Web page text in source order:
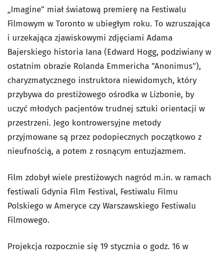
„Imagine” miał światową premierę na Festiwalu
Filmowym w Toronto w ubiegłym roku. To wzruszająca
i urzekająca zjawiskowymi zdjęciami Adama
Bajerskiego historia Iana (Edward Hogg, podziwiany w
ostatnim obrazie Rolanda Emmericha "Anonimus"),
charyzmatycznego instruktora niewidomych, który
przybywa do prestiżowego ośrodka w Lizbonie, by
uczyć młodych pacjentów trudnej sztuki orientacji w
przestrzeni. Jego kontrowersyjne metody
przyjmowane są przez podopiecznych początkowo z
nieufnością, a potem z rosnącym entuzjazmem.
Film zdobył wiele prestiżowych nagród m.in. w ramach
festiwali Gdynia Film Festival, Festiwalu Filmu
Polskiego w Ameryce czy Warszawskiego Festiwalu
Filmowego.
Projekcja rozpocznie się 19 stycznia o godz. 16 w